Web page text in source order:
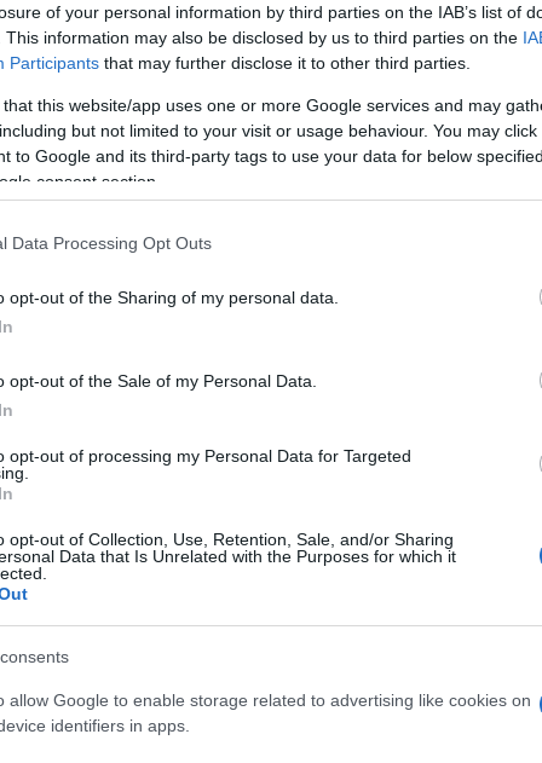
of your personal information by third parties on the IAB’s list of
This information may also be disclosed by us to third parties on the
Participants that may further disclose it to other third parties.
that this website/app uses one or more Google services and may
but not limited to your visit or usage behaviour. You may
to Google and its third-party tags to use your data for below
consent section.
Data Processing Opt Outs
opt-out of the Sharing of my personal data.
opt-out of the Sale of my Personal Data.
opt-out of processing my Personal Data for Targeted
opt-out of Collection, Use, Retention, Sale, and/or Sharing
Data that Is Unrelated with the Purposes for which it
allow Google to enable storage related to advertising like cookies on
identifiers in apps.
insediamenti abusivi
Raggi, aRoma Tevere rimossi insediamenti
Riva Ostiense.
quello della scorsa settimana effettuato presso
dall’Ufficio Speciale Tevere del
uffici ed enti.